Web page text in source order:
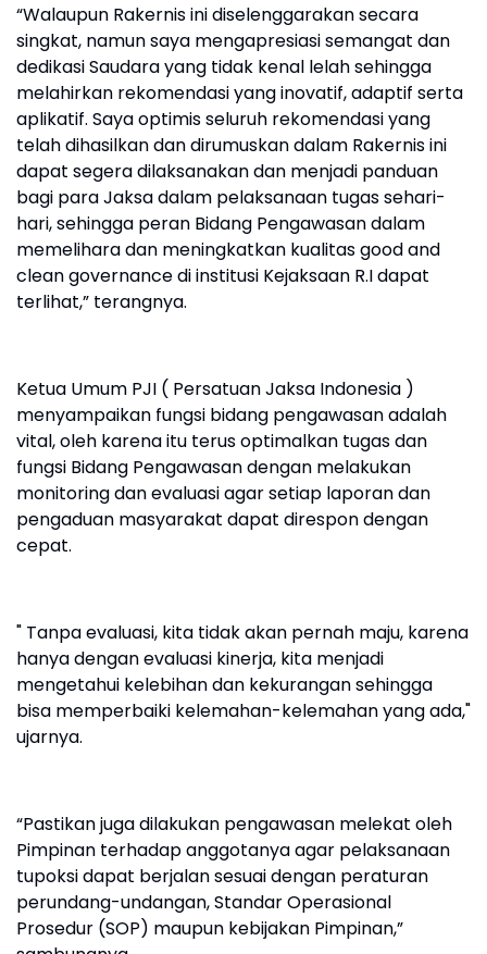
“Walaupun Rakernis ini diselenggarakan secara
singkat, namun saya mengapresiasi semangat dan
dedikasi Saudara yang tidak kenal lelah sehingga
melahirkan rekomendasi yang inovatif, adaptif serta
aplikatif. Saya optimis seluruh rekomendasi yang
telah dihasilkan dan dirumuskan dalam Rakernis ini
dapat segera dilaksanakan dan menjadi panduan
bagi para Jaksa dalam pelaksanaan tugas sehari-
hari, sehingga peran Bidang Pengawasan dalam
memelihara dan meningkatkan kualitas good and
clean governance di institusi Kejaksaan R.I dapat
terlihat,” terangnya.
Ketua Umum PJI ( Persatuan Jaksa Indonesia )
menyampaikan fungsi bidang pengawasan adalah
vital, oleh karena itu terus optimalkan tugas dan
fungsi Bidang Pengawasan dengan melakukan
monitoring dan evaluasi agar setiap laporan dan
pengaduan masyarakat dapat direspon dengan
cepat.
" Tanpa evaluasi, kita tidak akan pernah maju, karena
hanya dengan evaluasi kinerja, kita menjadi
mengetahui kelebihan dan kekurangan sehingga
bisa memperbaiki kelemahan-kelemahan yang ada,"
ujarnya.
“Pastikan juga dilakukan pengawasan melekat oleh
Pimpinan terhadap anggotanya agar pelaksanaan
tupoksi dapat berjalan sesuai dengan peraturan
perundang-undangan, Standar Operasional
Prosedur (SOP) maupun kebijakan Pimpinan,”